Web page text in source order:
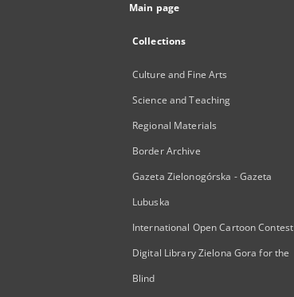
Main page
Collections
Culture and Fine Arts
Science and Teaching
Regional Materials
Border Archive
Gazeta Zielonogórska - Gazeta
Lubuska
International Open Cartoon Contest
Digital Library Zielona Gora for the
Blind